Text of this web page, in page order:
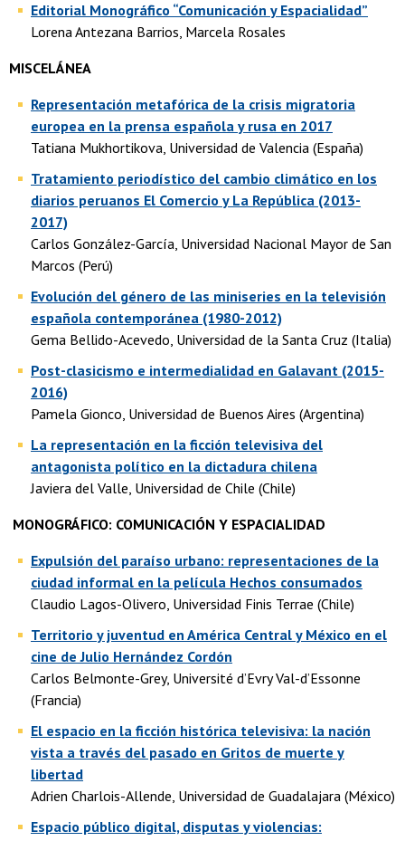
Editorial Monográfico “Comunicación y Espacialidad”
Lorena Antezana Barrios, Marcela Rosales
MISCELÁNEA
Representación metafórica de la crisis migratoria
europea en la prensa española y rusa en 2017
Tatiana Mukhortikova, Universidad de Valencia (España)
Tratamiento periodístico del cambio climático en los
diarios peruanos El Comercio y La República (2013-
2017)
Carlos González-García, Universidad Nacional Mayor de San
Marcos (Perú)
Evolución del género de las miniseries en la televisión
española contemporánea (1980-2012)
Gema Bellido-Acevedo, Universidad de la Santa Cruz (Italia)
Post-clasicismo e intermedialidad en Galavant (2015-
2016)
Pamela Gionco, Universidad de Buenos Aires (Argentina)
La representación en la ficción televisiva del
antagonista político en la dictadura chilena
Javiera del Valle, Universidad de Chile (Chile)
MONOGRÁFICO: COMUNICACIÓN Y ESPACIALIDAD
Expulsión del paraíso urbano: representaciones de la
ciudad informal en la película Hechos consumados
Claudio Lagos-Olivero, Universidad Finis Terrae (Chile)
Territorio y juventud en América Central y México en el
cine de Julio Hernández Cordón
Carlos Belmonte-Grey, Université d’Evry Val-d’Essonne
(Francia)
El espacio en la ficción histórica televisiva: la nación
vista a través del pasado en Gritos de muerte y
libertad
Adrien Charlois-Allende, Universidad de Guadalajara (México)
Espacio público digital, disputas y violencias: